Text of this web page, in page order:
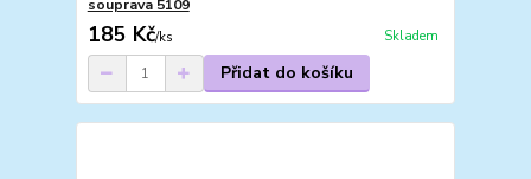
souprava 5109
185 Kč/ks Skladem
Přidat do košíku